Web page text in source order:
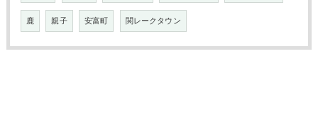
鹿 親子 安富町 関レークタウン